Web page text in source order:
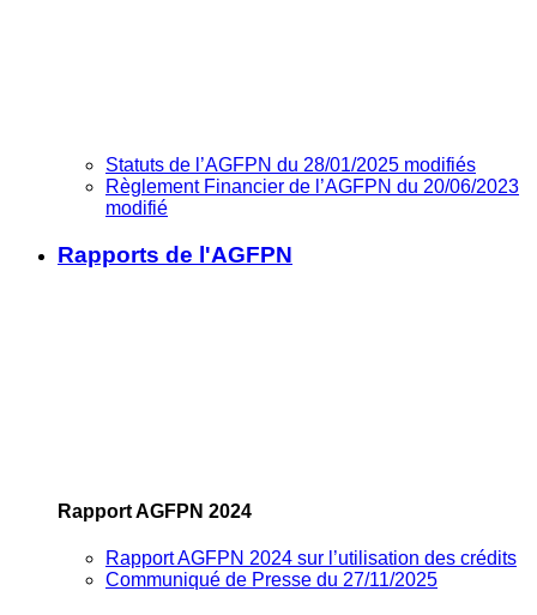
Statuts de l’AGFPN du 28/01/2025 modifiés
Règlement Financier de l’AGFPN du 20/06/2023
modifié
Rapports de l'AGFPN
Rapport AGFPN 2024
Rapport AGFPN 2024 sur l’utilisation des crédits
Communiqué de Presse du 27/11/2025